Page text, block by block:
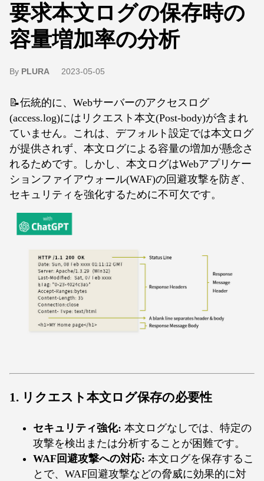
要求本文ログの保存時の
容量増加率の分析
By PLURA 2023-05-05
📝伝統的に、Webサーバーのアクセスログ
(access.log)にはリクエスト本文(Post-body)が含まれ
ていません。これは、デフォルト設定では本文ログ
が提供されず、本文ログによる容量の増加が懸念さ
れるためです。しかし、本文ログはWebアプリケー
ションファイアウォール(WAF)の回避攻撃を防ぎ、
セキュリティを強化するために不可欠です。
1. リクエスト本文ログ保存の必要性
セキュリティ強化: 本文ログなしでは、特定の
攻撃を検出または分析することが困難です。
WAF回避攻撃への対応: 本文ログを保存するこ
とで、WAF回避攻撃などの脅威に効果的に対